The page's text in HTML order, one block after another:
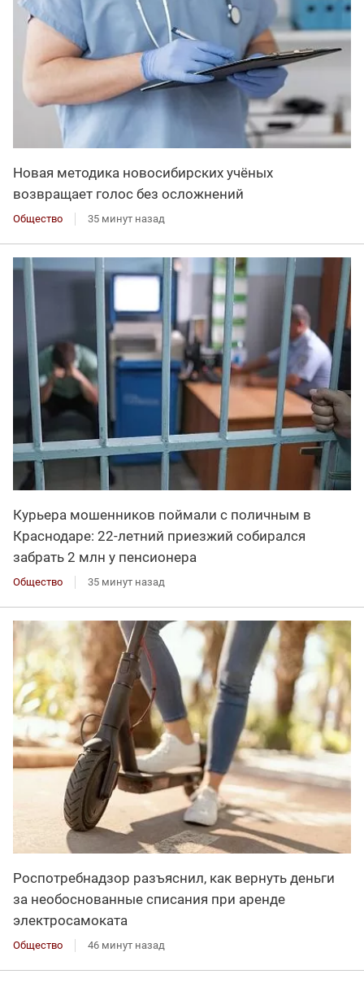
Новая методика новосибирских учёных
возвращает голос без осложнений
Общество 35 минут назад
Курьера мошенников поймали с поличным в
Краснодаре: 22-летний приезжий собирался
забрать 2 млн у пенсионера
Общество 35 минут назад
Роспотребнадзор разъяснил, как вернуть деньги
за необоснованные списания при аренде
электросамоката
Общество 46 минут назад